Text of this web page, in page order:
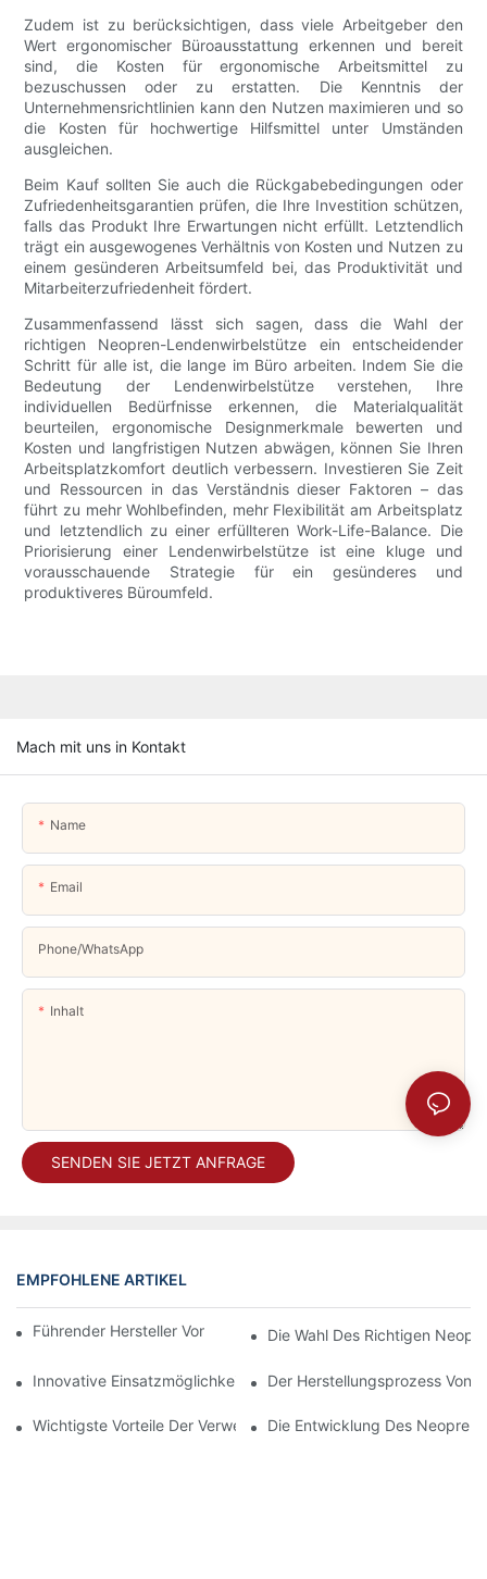
Zudem ist zu berücksichtigen, dass viele Arbeitgeber den
Wert ergonomischer Büroausstattung erkennen und bereit
sind, die Kosten für ergonomische Arbeitsmittel zu
bezuschussen oder zu erstatten. Die Kenntnis der
Unternehmensrichtlinien kann den Nutzen maximieren und so
die Kosten für hochwertige Hilfsmittel unter Umständen
ausgleichen.
Beim Kauf sollten Sie auch die Rückgabebedingungen oder
Zufriedenheitsgarantien prüfen, die Ihre Investition schützen,
falls das Produkt Ihre Erwartungen nicht erfüllt. Letztendlich
trägt ein ausgewogenes Verhältnis von Kosten und Nutzen zu
einem gesünderen Arbeitsumfeld bei, das Produktivität und
Mitarbeiterzufriedenheit fördert.
Zusammenfassend lässt sich sagen, dass die Wahl der
richtigen Neopren-Lendenwirbelstütze ein entscheidender
Schritt für alle ist, die lange im Büro arbeiten. Indem Sie die
Bedeutung der Lendenwirbelstütze verstehen, Ihre
individuellen Bedürfnisse erkennen, die Materialqualität
beurteilen, ergonomische Designmerkmale bewerten und
Kosten und langfristigen Nutzen abwägen, können Sie Ihren
Arbeitsplatzkomfort deutlich verbessern. Investieren Sie Zeit
und Ressourcen in das Verständnis dieser Faktoren – das
führt zu mehr Wohlbefinden, mehr Flexibilität am Arbeitsplatz
und letztendlich zu einer erfüllteren Work-Life-Balance. Die
Priorisierung einer Lendenwirbelstütze ist eine kluge und
vorausschauende Strategie für ein gesünderes und
produktiveres Büroumfeld.
Mach mit uns in Kontakt
Name
Email
Phone/whatsApp
Inhalt
SENDEN SIE JETZT ANFRAGE
EMPFOHLENE ARTIKEL
Führender Hersteller Von Neoprentaschen In China
Die Wahl Des Richtigen
Innovative Einsatzmöglichkeiten Von Neoprengewebe Im
Der Herstellungsprozess Von
Wichtigste Vorteile Der Verwendung Von Neoprenmaterial In
Die Entwicklung Des